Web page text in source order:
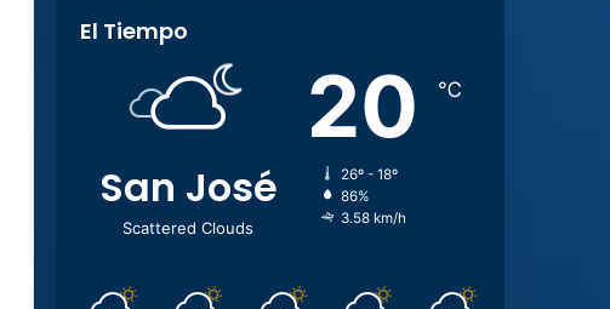
El Tiempo
San José
Scattered Clouds
20 ℃
26º - 18º
86%
3.58 km/h